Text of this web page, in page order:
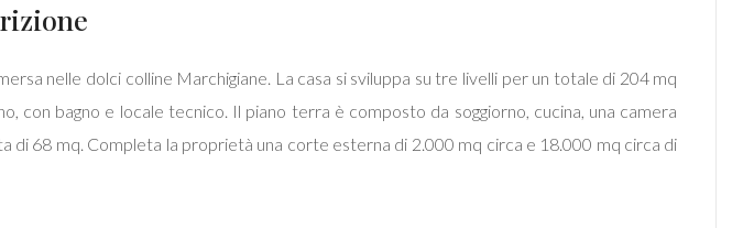
nelle dolci colline Marchigiane. La casa si sviluppa su tre livelli per un totale di 204 mq
con bagno e locale tecnico. Il piano terra è composto da soggiorno, cucina, una camera
di 68 mq. Completa la proprietà una corte esterna di 2.000 mq circa e 18.000 mq circa di